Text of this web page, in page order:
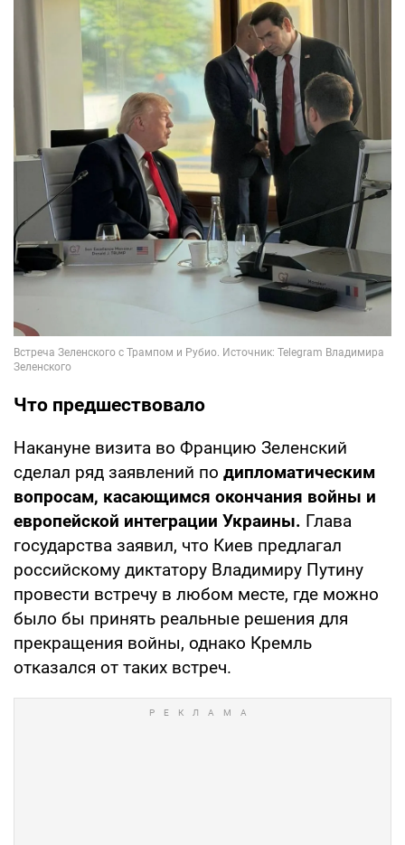
Что предшествовало
Накануне визита во Францию Зеленский
сделал ряд заявлений по дипломатическим
вопросам, касающимся окончания войны и
европейской интеграции Украины. Глава
государства заявил, что Киев предлагал
российскому диктатору Владимиру Путину
провести встречу в любом месте, где можно
было бы принять реальные решения для
прекращения войны, однако Кремль
отказался от таких встреч.